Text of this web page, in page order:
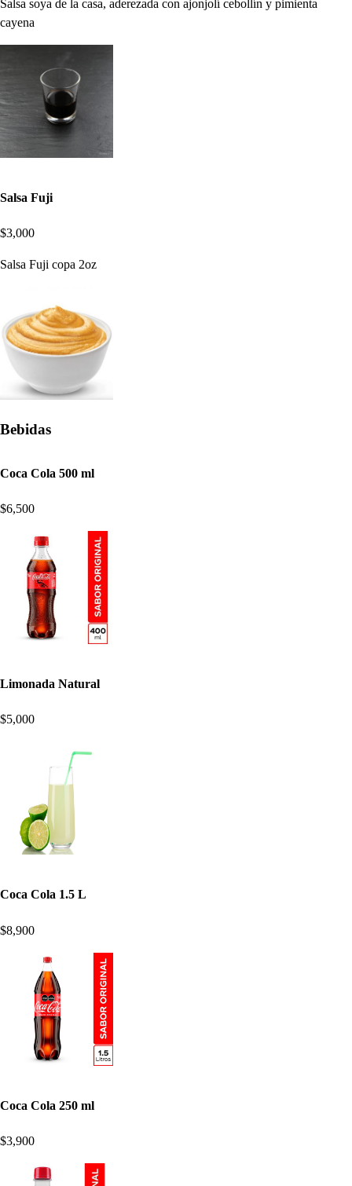
Salsa soya de la casa, aderezada con ajonjolí cebollín y pimienta
cayena
Salsa Fuji
$3,000
Salsa Fuji copa 2oz
Bebidas
Coca Cola 500 ml
$6,500
Limonada Natural
$5,000
Coca Cola 1.5 L
$8,900
Coca Cola 250 ml
$3,900